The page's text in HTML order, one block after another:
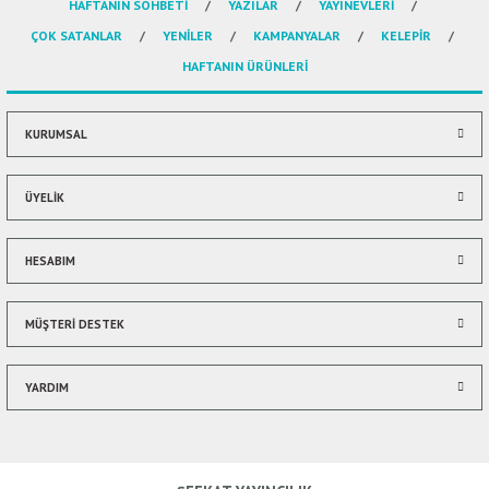
Ürün resmi kalitesiz, bozuk veya görüntülenemiyor.
Ürün açıklamasında eksik bilgiler bulunuyor.
Ürün bilgilerinde hatalar bulunuyor.
Ürün fiyatı diğer sitelerden daha pahalı.
Bu ürüne benzer farklı alternatifler olmalı.
HAFTANIN SOHBETİ YAZILAR
YAYINEVLERİ
ÇOK SATANLAR
YENİLER KAMPANYALAR
KELEPİR
HAFTANIN ÜRÜNLERİ
KURUMSAL
ÜYELİK
HESABIM
MÜŞTERİ DESTEK
YARDIM